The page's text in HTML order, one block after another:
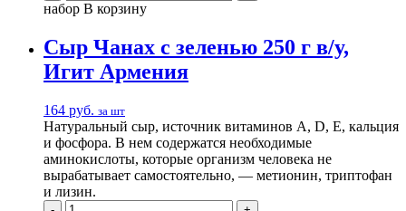
набор В корзину
Сыр Чанах с зеленью 250 г в/у,
Игит Армения
164 руб. за шт
Натуральный сыр, источник витаминов A, D, E, кальция
и фосфора. В нем содержатся необходимые
аминокислоты, которые организм человека не
вырабатывает самостоятельно, — метионин, триптофан
и лизин.